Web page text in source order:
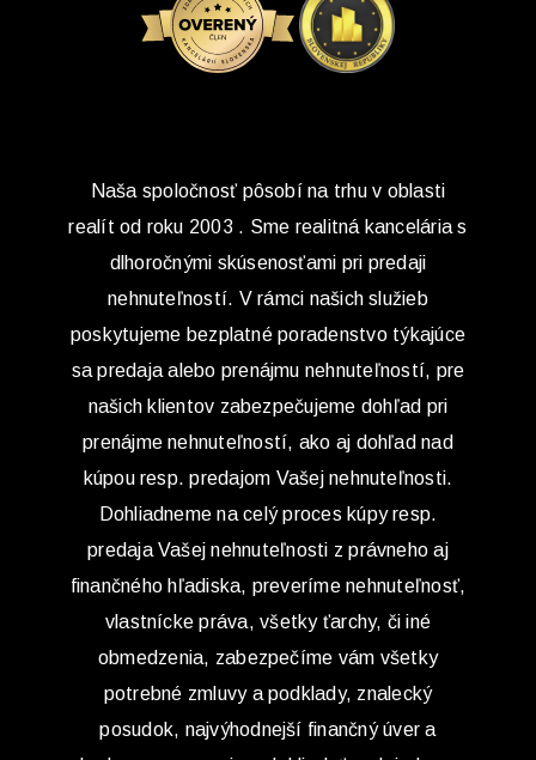
Naša spoločnosť pôsobí na trhu v oblasti
realít od roku 2003 . Sme realitná kancelária s
dlhoročnými skúsenosťami pri predaji
nehnuteľností. V rámci našich služieb
poskytujeme bezplatné poradenstvo týkajúce
sa predaja alebo prenájmu nehnuteľností, pre
našich klientov zabezpečujeme dohľad pri
prenájme nehnuteľností, ako aj dohľad nad
kúpou resp. predajom Vašej nehnuteľnosti.
Dohliadneme na celý proces kúpy resp.
predaja Vašej nehnuteľnosti z právneho aj
finančného hľadiska, preveríme nehnuteľnosť,
vlastnícke práva, všetky ťarchy, či iné
obmedzenia, zabezpečíme vám všetky
potrebné zmluvy a podklady, znalecký
posudok, najvýhodnejší finančný úver a